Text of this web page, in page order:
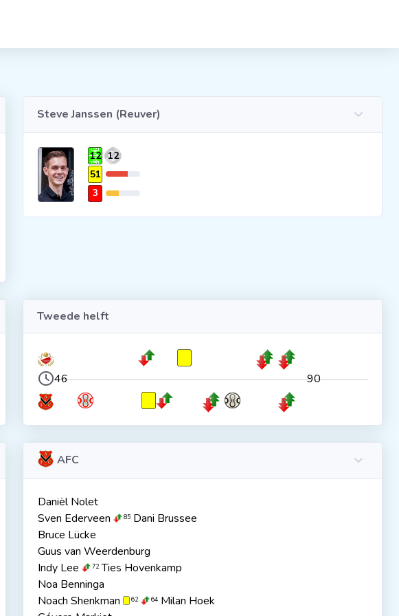
Steve Janssen (Reuver)
12 12
51
3
Tweede helft
46 90
AFC
Daniël Nolet
Sven Ederveen
85 Dani Brussee
Bruce Lücke
Guus van Weerdenburg
Indy Lee
72 Ties Hovenkamp
Noa Benninga
Noach Shenkman
62 64 Milan Hoek